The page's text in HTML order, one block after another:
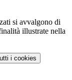
si avvalgono di
illustrate nella
i cookies